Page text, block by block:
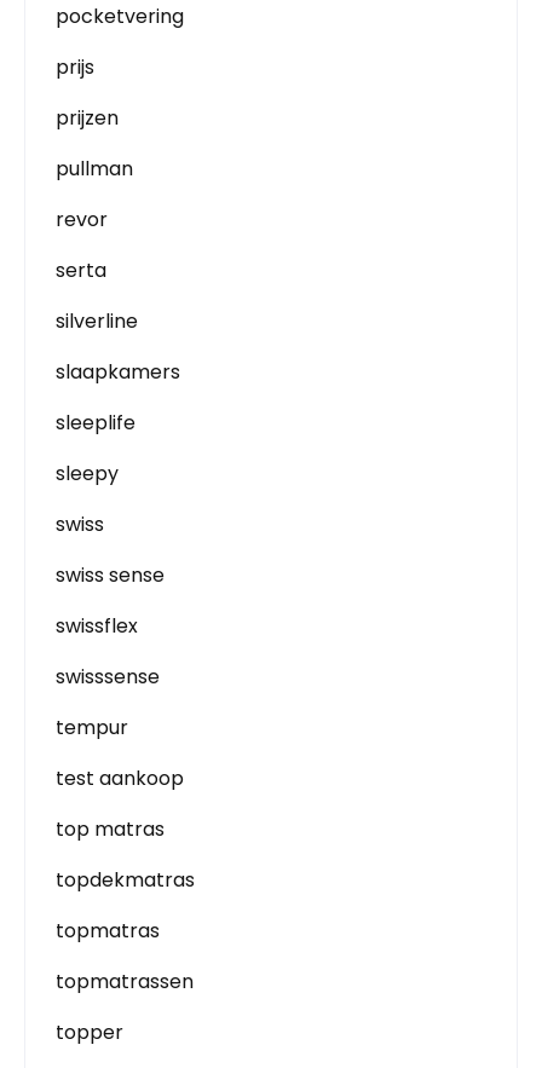
pocketvering
prijs
prijzen
pullman
revor
serta
silverline
slaapkamers
sleeplife
sleepy
swiss
swiss sense
swissflex
swisssense
tempur
test aankoop
top matras
topdekmatras
topmatras
topmatrassen
topper